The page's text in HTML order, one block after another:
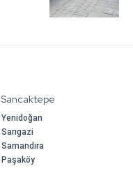
Sancaktepe
Yenidoğan
Sarıgazi
Samandıra
Paşaköy